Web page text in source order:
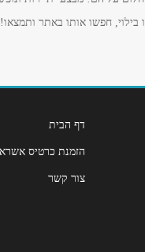
חפשו אותו באתר ותמצאו!
דף הבית
הזמנת כרטיס
צור קשר